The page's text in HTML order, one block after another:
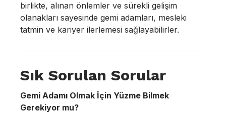
birlikte, alınan önlemler ve sürekli gelişim
olanakları sayesinde gemi adamları, mesleki
tatmin ve kariyer ilerlemesi sağlayabilirler.
Sık Sorulan Sorular
Gemi Adamı Olmak İçin Yüzme Bilmek
Gerekiyor mu?